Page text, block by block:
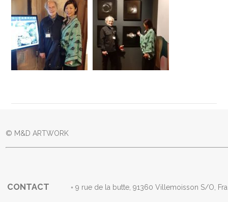
© M&D ARTWORK
CONTACT ◦ 9 rue de la butte, 91360 Villemoisson S/